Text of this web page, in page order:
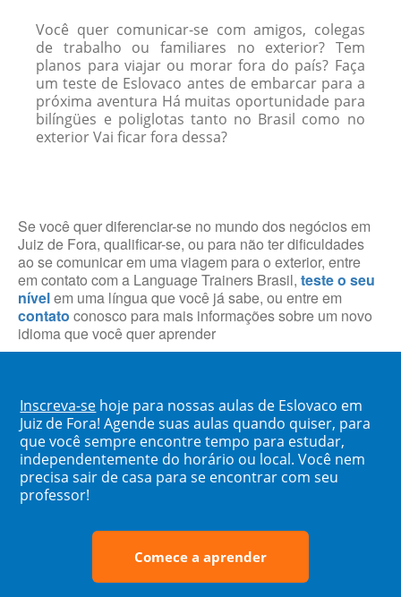
Você quer comunicar-se com amigos, colegas
de trabalho ou familiares no exterior? Tem
planos para viajar ou morar fora do país? Faça
um teste de Eslovaco antes de embarcar para a
próxima aventura Há muitas oportunidade para
bilíngües e poliglotas tanto no Brasil como no
exterior Vai ficar fora dessa?
Se você quer diferenciar-se no mundo dos negócios em
Juiz de Fora, qualificar-se, ou para não ter dificuldades
ao se comunicar em uma viagem para o exterior, entre
em contato com a Language Trainers Brasil, teste o seu
nívelem uma língua que você já sabe, ou entre em
contato conosco para mais informações sobre um novo
idioma que você quer aprender
Inscreva-se hoje para nossas aulas de Eslovaco em
Juiz de Fora! Agende suas aulas quando quiser, para
que você sempre encontre tempo para estudar,
independentemente do horário ou local. Você nem
precisa sair de casa para se encontrar com seu
professor!
Comece a aprender